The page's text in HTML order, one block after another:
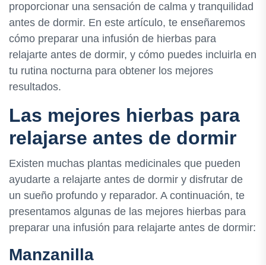
proporcionar una sensación de calma y tranquilidad
antes de dormir. En este artículo, te enseñaremos
cómo preparar una infusión de hierbas para
relajarte antes de dormir, y cómo puedes incluirla en
tu rutina nocturna para obtener los mejores
resultados.
Las mejores hierbas para
relajarse antes de dormir
Existen muchas plantas medicinales que pueden
ayudarte a relajarte antes de dormir y disfrutar de
un sueño profundo y reparador. A continuación, te
presentamos algunas de las mejores hierbas para
preparar una infusión para relajarte antes de dormir:
Manzanilla